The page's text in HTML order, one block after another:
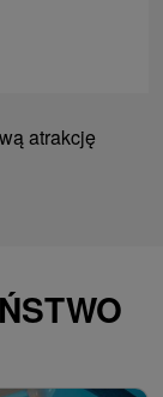
atrakcję